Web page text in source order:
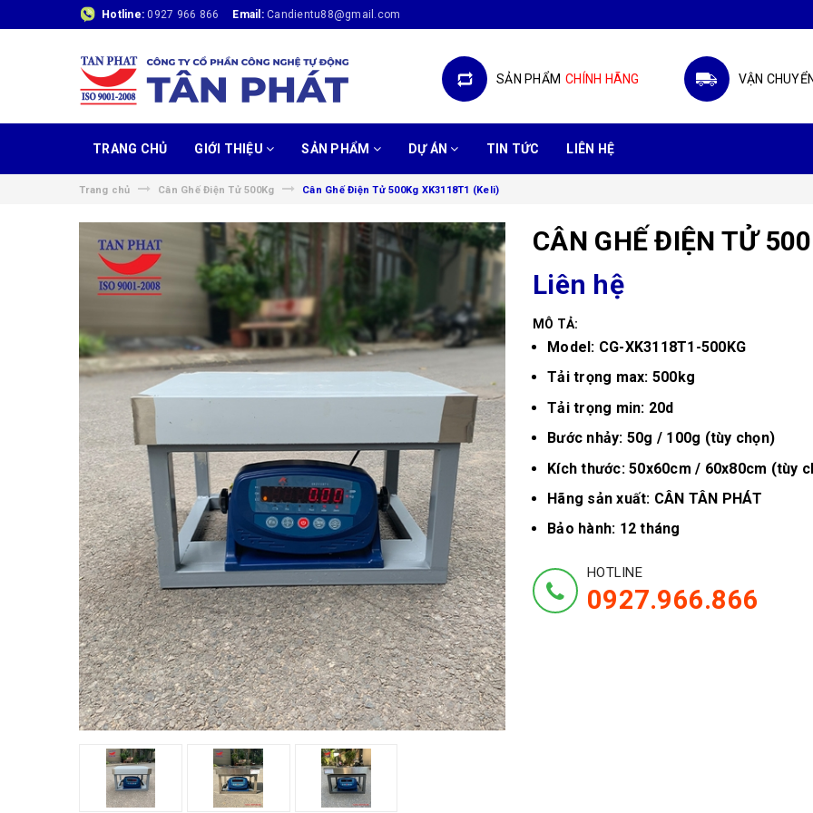
Hotline:0927 966 866 Email: Candientu88@gmail.com
SẢN PHẨM CHÍNH HÃNG VẬN
TRANG CHỦ GIỚI THIỆU SẢN PHẨM DỰ ÁN TIN TỨC LIÊN HỆ
Trang chủ Cân Ghế Điện Tử 500Kg Cân Ghế Điện Tử 500Kg XK3118T1 (Keli)
CÂN GHẾ ĐIỆN TỬ
Liên hệ
MÔ TẢ:
Model: CG-XK3118T1-500KG
Tải trọng max: 500kg
Tải trọng min: 20d
Bước nhảy: 50g / 100g (tùy chọn)
Kích thước: 50x60cm / 60x80cm (tùy
Hãng sản xuất: CÂN TÂN PHÁT
Bảo hành: 12 tháng
HOTLINE
0927.966.866